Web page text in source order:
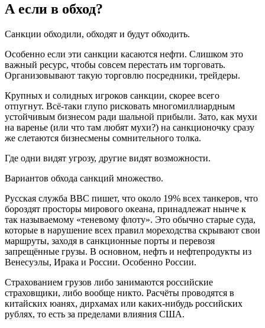
А если в обход?
Санкции обходили, обходят и будут обходить.
Особенно если эти санкции касаются нефти. Слишком это
важный ресурс, чтобы совсем перестать им торговать.
Организовывают такую торговлю посредники, трейдеры.
Крупных и солидных игроков санкции, скорее всего
отпугнут. Всё-таки глупо рисковать многомиллиардным
устойчивым бизнесом ради шальной прибыли. Зато, как мухи
на варенье (или что там любят мухи?) на санкционочку сразу
же слетаются бизнесмены сомнительного толка.
Где одни видят угрозу, другие видят возможности.
Вариантов обхода санкций множество.
Русская служба BBC пишет, что около 19% всех танкеров, что
бороздят просторы мирового океана, принадлежат нынче к
так называемому «теневому флоту». Это обычно старые суда,
которые в нарушение всех правил мореходства скрывают свои
маршруты, заходя в санкционные порты и перевозя
запрещённые грузы. В основном, нефть и нефтепродукты из
Венесуэлы, Ирака и России. Особенно России.
Страхованием грузов либо занимаются российские
страховщики, либо вообще никто. Расчёты проводятся в
китайских юанях, дирхамах или каких-нибудь российских
рублях, то есть за пределами влияния США.